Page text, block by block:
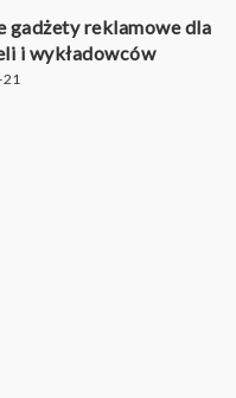
gadżety reklamowe dla
i wykładowców